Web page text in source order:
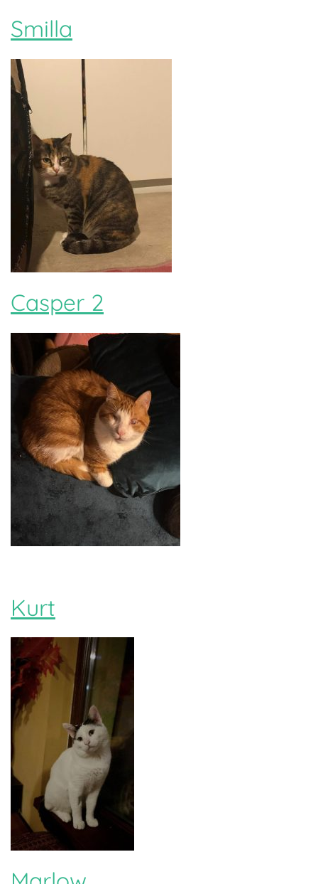
Smilla
Casper 2
Kurt